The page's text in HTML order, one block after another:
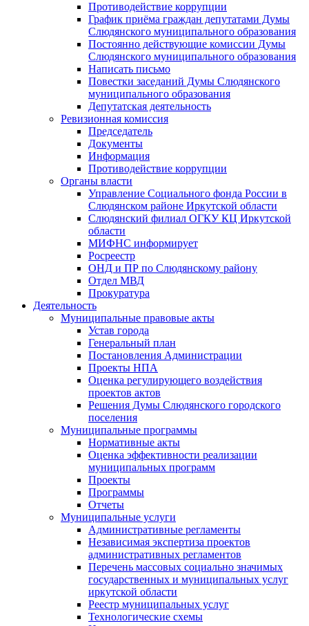
Противодействие коррупции
График приёма граждан депутатами Думы
Слюдянского муниципального образования
Постоянно действующие комиссии Думы
Слюдянского муниципального образования
Написать письмо
Повестки заседаний Думы Слюдянского
муниципального образования
Депутатская деятельность
Ревизионная комиссия
Председатель
Документы
Информация
Противодействие коррупции
Органы власти
Управление Социального фонда России в
Слюдянском районе Иркутской области
Слюдянский филиал ОГКУ КЦ Иркутской
области
МИФНС информирует
Росреестр
ОНД и ПР по Слюдянскому району
Отдел МВД
Прокуратура
Деятельность
Муниципальные правовые акты
Устав города
Генеральный план
Постановления Администрации
Проекты НПА
Оценка регулирующего воздействия
проектов актов
Решения Думы Слюдянского городского
поселения
Муниципальные программы
Нормативные акты
Оценка эффективности реализации
муниципальных программ
Проекты
Программы
Отчеты
Муниципальные услуги
Административные регламенты
Независимая экспертиза проектов
административных регламентов
Перечень массовых социально значимых
государственных и муниципальных услуг
иркутской области
Реестр муниципальных услуг
Технологические схемы